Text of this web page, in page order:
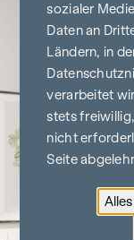
sozialer
Daten an
Ländern, in
verarbeitet
stets
nicht
Seite